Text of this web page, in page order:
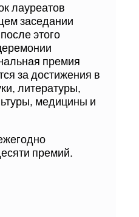
лауреатов
заседании
этого
премия
за достижения в
литературы,
медицины и
премий.